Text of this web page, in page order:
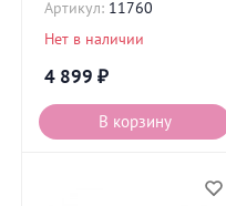
Артикул: 11760
Нет в наличии
4 899 ₽
В корзину